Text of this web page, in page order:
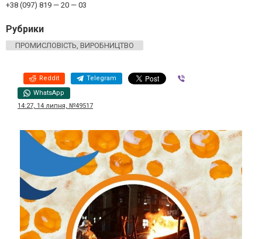
+38 (097) 819 — 20 — 03
Рубрики
ПРОМИСЛОВІСТЬ, ВИРОБНИЦТВО
Reddit Telegram
WhatsApp
14:27, 14 липня, №49517